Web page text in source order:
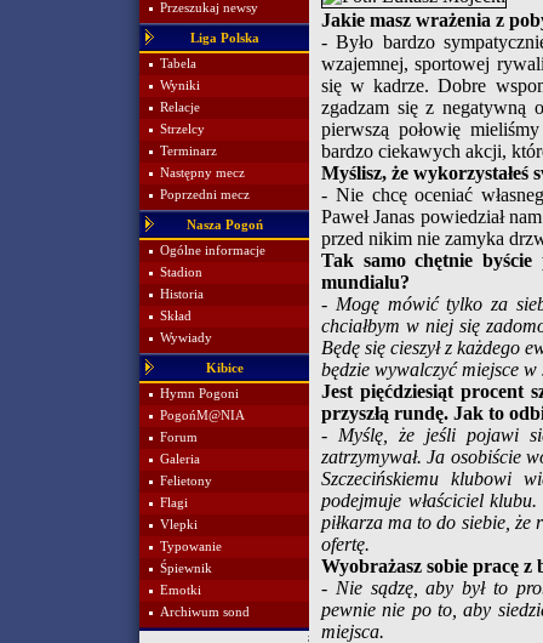
Przeszukaj newsy
Liga Polska
Tabela
Wyniki
Relacje
Strzelcy
Terminarz
Następny mecz
Poprzedni mecz
Nasza Pogoń
Ogólne informacje
Stadion
Historia
Skład
Wywiady
Kibice
Hymn Pogoni
PogońM@NIA
Forum
Galeria
Felietony
Flagi
Vlepki
Typowanie
Śpiewnik
Emotki
Archiwum sond
Jakie masz wrażenia z
- Było bardzo
wzajemnej, sportowej
się w kadrze. Dobre
zgadzam się z negatywną
pierwszą połowię
bardzo ciekawych akcji,
Myślisz, że wykorzystałeś
- Nie chcę oceniać
Paweł Janas powiedział
przed nikim nie zamyka
Tak samo chętnie
mundialu?
- Mogę mówić tylko za
chciałbym w niej się
Będę się cieszył z każdego
będzie wywalczyć miejsce w
Jest pięćdziesiąt procent
przyszłą rundę. Jak to
- Myślę, że jeśli pojawi
zatrzymywał. Ja osobiście
Szczecińskiemu klubowi
podejmuje właściciel
piłkarza ma to do siebie, że
ofertę.
Wyobrażasz sobie pracę
- Nie sądzę, aby był to
pewnie nie po to, aby
miejsca.